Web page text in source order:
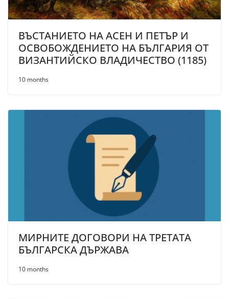
ВЪСТАНИЕТО НА АСЕН И ПЕТЪР И
ОСВОБОЖДЕНИЕТО НА БЪЛГАРИЯ ОТ
ВИЗАНТИЙСКО ВЛАДИЧЕСТВО (1185)
10 months
МИРНИТЕ ДОГОВОРИ НА ТРЕТАТА
БЪЛГАРСКА ДЪРЖАВА
10 months